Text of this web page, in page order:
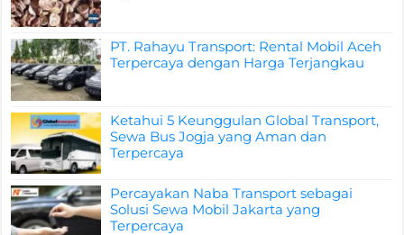
PT. Rahayu Transport: Rental Mobil Aceh
Terpercaya dengan Harga Terjangkau
Ketahui 5 Keunggulan Global Transport,
Sewa Bus Jogja yang Aman dan
Terpercaya
Percayakan Naba Transport sebagai
Solusi Sewa Mobil Jakarta yang
Terpercaya